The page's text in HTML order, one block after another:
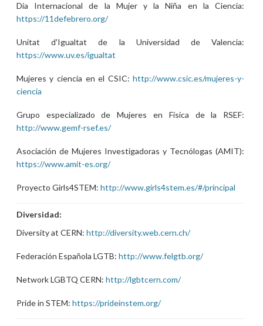
Día Internacional de la Mujer y la Niña en la Ciencia:
https://11defebrero.org/
Unitat d'Igualtat de la Universidad de Valencia:
https://www.uv.es/igualtat
Mujeres y ciencia en el CSIC:http://www.csic.es/mujeres-y-
ciencia
Grupo especializado de Mujeres en Física de la RSEF:
http://www.gemf-rsef.es/
Asociación de Mujeres Investigadoras y Tecnólogas (AMIT):
https://www.amit-es.org/
Proyecto Girls4STEM: http://www.girls4stem.es/#/principal
Diversidad:
Diversity at CERN: http://diversity.web.cern.ch/
Federación Española LGTB: http://www.felgtb.org/
Network LGBTQ CERN: http://lgbtcern.com/
Pride in STEM: https://prideinstem.org/